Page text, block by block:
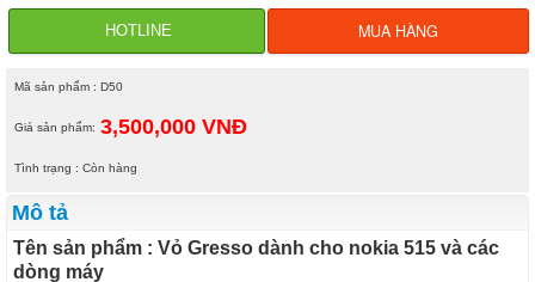
HOTLINE MUA HÀNG
Mã sản phẩm : D50
Giá sản phẩm: 3,500,000 VNĐ
Tình trạng : Còn hàng
Mô tả
Tên sản phẩm : Vỏ Gresso dành cho nokia 515 và các
dòng máy